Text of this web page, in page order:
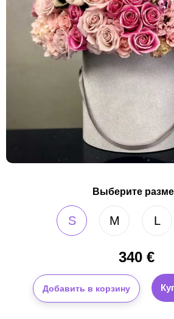
Выберите
S M L
340€
Добавить в корзину